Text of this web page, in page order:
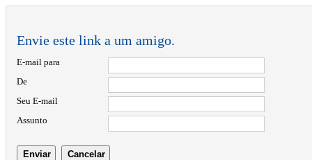
Envie este link a um amigo.
E-mail para
De
Seu E-mail
Assunto
Enviar Cancelar